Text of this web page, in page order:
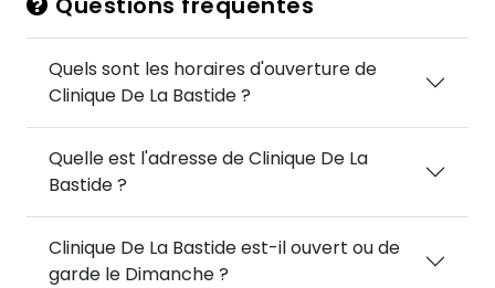
Quels sont les horaires d'ouverture de
Clinique De La Bastide ?
Quelle est l'adresse de Clinique De La
Bastide ?
Clinique De La Bastide est-il ouvert ou de
garde le Dimanche ?